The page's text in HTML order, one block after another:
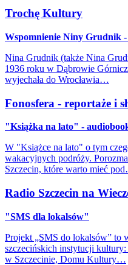
Trochę Kultury
Wspomnienie Niny Grudnik -
Nina Grudnik (także Nina
1936 roku w Dąbrowie
wyjechała do Wrocławia…
Fonosfera - reportaże i
"Książka na lato" -
W "Książce na lato" o tym
wakacyjnych podróży.
Szczecin, które warto mieć
Radio Szczecin na
"SMS dla lokalsów"
Projekt „SMS do lokalsów” to
szczecińskich instytucji
w Szczecinie, Domu Kultury…